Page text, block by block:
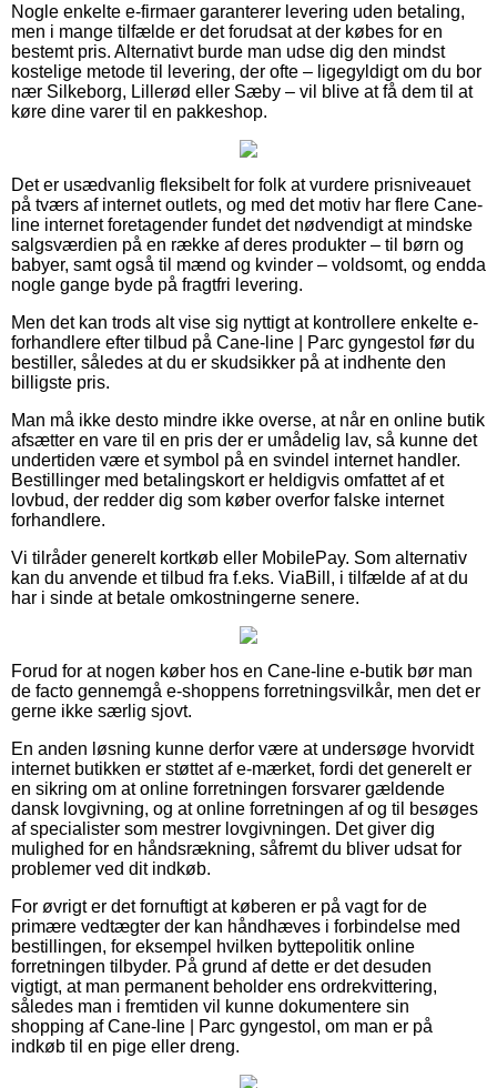
Nogle enkelte e-firmaer garanterer levering uden betaling,
men i mange tilfælde er det forudsat at der købes for en
bestemt pris. Alternativt burde man udse dig den mindst
kostelige metode til levering, der ofte – ligegyldigt om du bor
nær Silkeborg, Lillerød eller Sæby – vil blive at få dem til at
køre dine varer til en pakkeshop.
Det er usædvanlig fleksibelt for folk at vurdere prisniveauet
på tværs af internet outlets, og med det motiv har flere Cane-
line internet foretagender fundet det nødvendigt at mindske
salgsværdien på en række af deres produkter – til børn og
babyer, samt også til mænd og kvinder – voldsomt, og endda
nogle gange byde på fragtfri levering.
Men det kan trods alt vise sig nyttigt at kontrollere enkelte e-
forhandlere efter tilbud på Cane-line | Parc gyngestol før du
bestiller, således at du er skudsikker på at indhente den
billigste pris.
Man må ikke desto mindre ikke overse, at når en online butik
afsætter en vare til en pris der er umådelig lav, så kunne det
undertiden være et symbol på en svindel internet handler.
Bestillinger med betalingskort er heldigvis omfattet af et
lovbud, der redder dig som køber overfor falske internet
forhandlere.
Vi tilråder generelt kortkøb eller MobilePay. Som alternativ
kan du anvende et tilbud fra f.eks. ViaBill, i tilfælde af at du
har i sinde at betale omkostningerne senere.
Forud for at nogen køber hos en Cane-line e-butik bør man
de facto gennemgå e-shoppens forretningsvilkår, men det er
gerne ikke særlig sjovt.
En anden løsning kunne derfor være at undersøge hvorvidt
internet butikken er støttet af e-mærket, fordi det generelt er
en sikring om at online forretningen forsvarer gældende
dansk lovgivning, og at online forretningen af og til besøges
af specialister som mestrer lovgivningen. Det giver dig
mulighed for en håndsrækning, såfremt du bliver udsat for
problemer ved dit indkøb.
For øvrigt er det fornuftigt at køberen er på vagt for de
primære vedtægter der kan håndhæves i forbindelse med
bestillingen, for eksempel hvilken byttepolitik online
forretningen tilbyder. På grund af dette er det desuden
vigtigt, at man permanent beholder ens ordrekvittering,
således man i fremtiden vil kunne dokumentere sin
shopping af Cane-line | Parc gyngestol, om man er på
indkøb til en pige eller dreng.